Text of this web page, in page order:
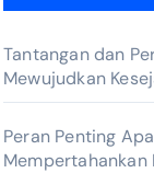
Tantangan dan
Mewujudkan
Peran Penting
Mempertahankan